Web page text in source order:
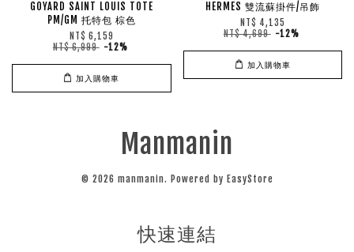
GOYARD SAINT LOUIS TOTE
PM/GM 托特包 棕色
NT$ 6,159
NT$ 6,999 -12%
加入購物車
HERMES 雙流蘇掛件/吊飾
NT$ 4,135
NT$ 4,699 -12%
加入購物車
Manmanin
© 2026 manmanin. Powered by EasyStore
快速連結